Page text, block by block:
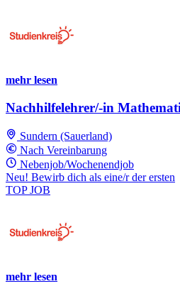
mehr lesen
Nachhilfelehrer/-in
Sundern (Sauerland)
Nach Vereinbarung
Nebenjob/Wochenendjob
Neu! Bewirb dich als eine/r der ersten
TOP JOB
mehr lesen